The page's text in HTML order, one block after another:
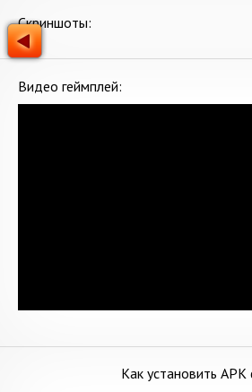
Скриншоты:
Видео геймплей:
Как установить APK